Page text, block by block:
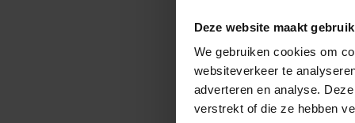
Deze website maakt
We gebruiken cookies om
websiteverkeer te
adverteren en analyse.
verstrekt of die ze hebben